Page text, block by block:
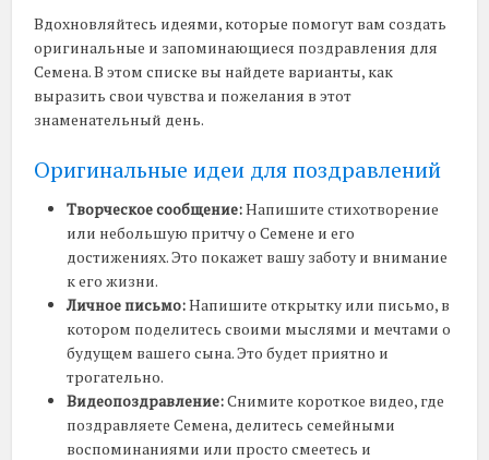
Вдохновляйтесь идеями, которые помогут вам создать
оригинальные и запоминающиеся поздравления для
Семена. В этом списке вы найдете варианты, как
выразить свои чувства и пожелания в этот
знаменательный день.
Оригинальные идеи для поздравлений
Творческое сообщение:Напишите стихотворение
или небольшую притчу о Семене и его
достижениях. Это покажет вашу заботу и внимание
к его жизни.
Личное письмо:Напишите открытку или письмо, в
котором поделитесь своими мыслями и мечтами о
будущем вашего сына. Это будет приятно и
трогательно.
Видеопоздравление:Снимите короткое видео, где
поздравляете Семена, делитесь семейными
воспоминаниями или просто смеетесь и